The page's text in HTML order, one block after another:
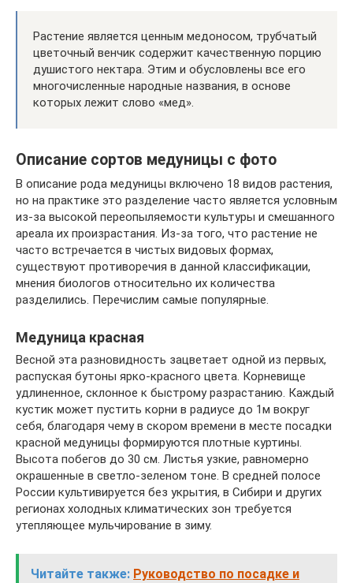
Растение является ценным медоносом, трубчатый
цветочный венчик содержит качественную порцию
душистого нектара. Этим и обусловлены все его
многочисленные народные названия, в основе
которых лежит слово «мед».
Описание сортов медуницы с фото
В описание рода медуницы включено 18 видов растения,
но на практике это разделение часто является условным
из-за высокой переопыляемости культуры и смешанного
ареала их произрастания. Из-за того, что растение не
часто встречается в чистых видовых формах,
существуют противоречия в данной классификации,
мнения биологов относительно их количества
разделились. Перечислим самые популярные.
Медуница красная
Весной эта разновидность зацветает одной из первых,
распуская бутоны ярко-красного цвета. Корневище
удлиненное, склонное к быстрому разрастанию. Каждый
кустик может пустить корни в радиусе до 1м вокруг
себя, благодаря чему в скором времени в месте посадки
красной медуницы формируются плотные куртины.
Высота побегов до 30 см. Листья узкие, равномерно
окрашенные в светло-зеленом тоне. В средней полосе
России культивируется без укрытия, в Сибири и других
регионах холодных климатических зон требуется
утепляющее мульчирование в зиму.
Читайте также: Руководство по посадке и